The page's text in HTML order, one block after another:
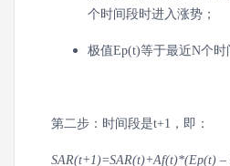
个时间段时进入涨势；
极值Ep(t)等于最近N个时
第二步：时间段是t+1，即：
SAR(t+1)=SAR(t)+Af(t)*(Ep(t) –